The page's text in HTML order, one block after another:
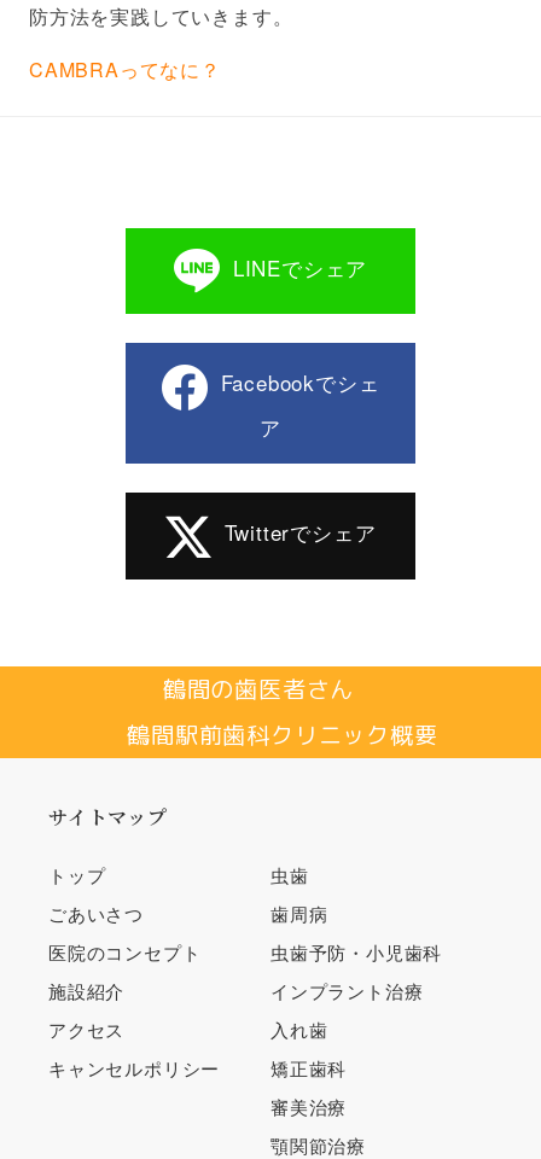
防方法を実践していきます。
CAMBRAってなに？
LINEでシェア
Facebookでシェ
ア
Twitterでシェア
鶴間の歯医者さん
鶴間駅前歯科クリニック概要
サイトマップ
トップ
ごあいさつ
医院のコンセプト
施設紹介
アクセス
キャンセルポリシー
虫歯
歯周病
虫歯予防・小児歯科
インプラント治療
入れ歯
矯正歯科
審美治療
顎関節治療